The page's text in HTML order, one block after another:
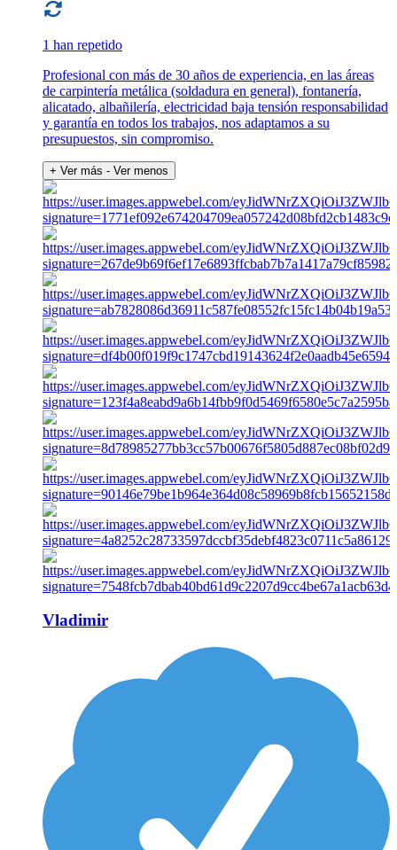
1 han repetido
Profesional con más de 30 años de experiencia, en las áreas
de carpintería metálica (soldadura en general), fontanería,
alicatado, albañilería, electricidad baja tensión responsabilidad
y garantía en todos los trabajos, nos adaptamos a su
presupuestos, sin compromiso.
+ Ver más - Ver menos
Vladimir